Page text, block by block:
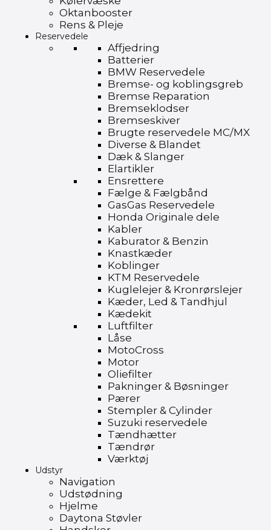
Oktanbooster
Rens & Pleje
Reservedele
Affjedring
Batterier
BMW Reservedele
Bremse- og koblingsgreb
Bremse Reparation
Bremseklodser
Bremseskiver
Brugte reservedele MC/MX
Diverse & Blandet
Dæk & Slanger
Elartikler
Ensrettere
Fælge & Fælgbånd
GasGas Reservedele
Honda Originale dele
Kabler
Kaburator & Benzin
Knastkæder
Koblinger
KTM Reservedele
Kuglelejer & Kronrørslejer
Kæder, Led & Tandhjul
Kædekit
Luftfilter
Låse
MotoCross
Motor
Oliefilter
Pakninger & Bøsninger
Pærer
Stempler & Cylinder
Suzuki reservedele
Tændhætter
Tændrør
Værktøj
Udstyr
Navigation
Udstødning
Hjelme
Daytona Støvler